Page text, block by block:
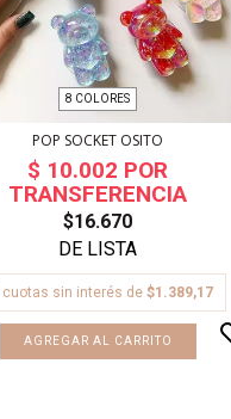
8 COLORES
POP SOCKET OSITO
$16.670
cuotas sin interés de $1.389,17
AGREGAR AL CARRITO